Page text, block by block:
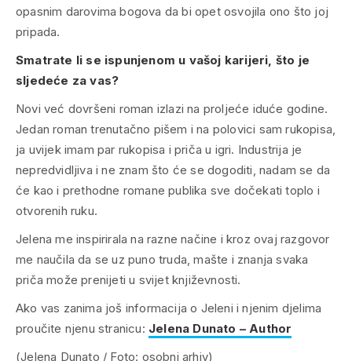
opasnim darovima bogova da bi opet osvojila ono što joj
pripada.
Smatrate li se ispunjenom u vašoj karijeri, što je
sljedeće za vas?
Novi već dovršeni roman izlazi na proljeće iduće godine.
Jedan roman trenutačno pišem i na polovici sam rukopisa,
ja uvijek imam par rukopisa i priča u igri. Industrija je
nepredvidljiva i ne znam što će se dogoditi, nadam se da
će kao i prethodne romane publika sve dočekati toplo i
otvorenih ruku.
Jelena me inspirirala na razne načine i kroz ovaj razgovor
me naučila da se uz puno truda, mašte i znanja svaka
priča može prenijeti u svijet književnosti.
Ako vas zanima još informacija o Jeleni i njenim djelima
proučite njenu stranicu: Jelena Dunato – Author
(Jelena Dunato / Foto: osobni arhiv)